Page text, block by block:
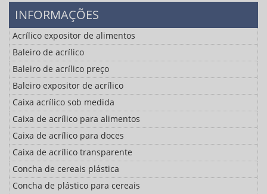
INFORMAÇÕES
Acrílico expositor de alimentos
Baleiro de acrílico
Baleiro de acrílico preço
Baleiro expositor de acrílico
Caixa acrílico sob medida
Caixa de acrílico para alimentos
Caixa de acrílico para doces
Caixa de acrílico transparente
Concha de cereais plástica
Concha de plástico para cereais